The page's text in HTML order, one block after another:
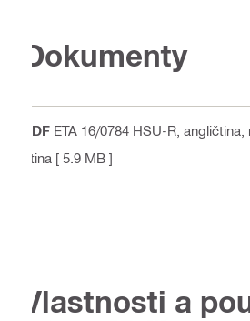
Dokumenty
PDF ETA 16/0784 HSU-R ,
ština [ 5.9 MB ]
Vlastnosti a